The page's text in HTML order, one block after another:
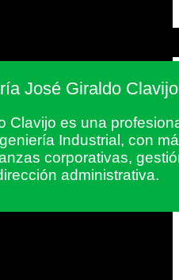
José Giraldo Clavijo
Clavijo es una
Industrial, con
corporativas,
administrativa.